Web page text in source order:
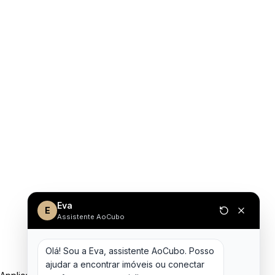
E Eva
Assistente AoCubo
Olá! Sou a Eva, assistente AoCubo. Posso
ajudar a encontrar imóveis ou conectar